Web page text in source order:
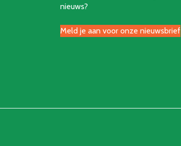
nieuws?
Meld je aan voor onze nieuwsbrief